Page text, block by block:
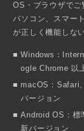
OS・ブラウザでご
パソコン、スマー
が正しく機能しな
Windows：
ogle Chrome 以
macOS：Safari
バージョン
Android OS：標
新バージョン